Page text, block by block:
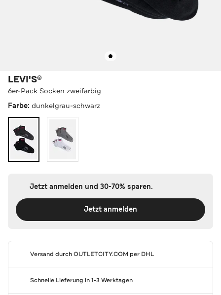
LEVI'S®
6er-Pack Socken zweifarbig
Farbe: dunkelgrau-schwarz
Jetzt anmelden und 30-70% sparen.
Jetzt anmelden
Versand durchOUTLETCITY.COM per DHL
Schnelle Lieferung in 1-3 Werktagen